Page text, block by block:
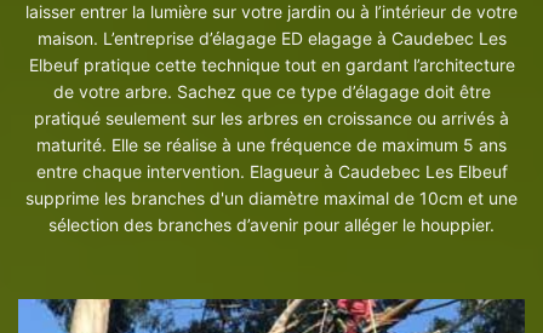
laisser entrer la lumière sur votre jardin ou à l’intérieur de votre
maison. L’entreprise d’élagage ED elagage à Caudebec Les
Elbeuf pratique cette technique tout en gardant l’architecture
de votre arbre. Sachez que ce type d’élagage doit être
pratiqué seulement sur les arbres en croissance ou arrivés à
maturité. Elle se réalise à une fréquence de maximum 5 ans
entre chaque intervention. Elagueur à Caudebec Les Elbeuf
supprime les branches d'un diamètre maximal de 10cm et une
sélection des branches d’avenir pour alléger le houppier.